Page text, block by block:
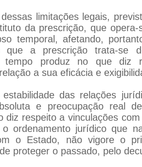
limitações legais,
da prescrição, que
temporal, afetando,
que a prescrição trata-se
tempo produz no que diz
a sua eficácia e
das relações
e preocupação real
diz respeito a vinculações
ordenamento jurídico que
o Estado, não vigore o
proteger o passado, pelo